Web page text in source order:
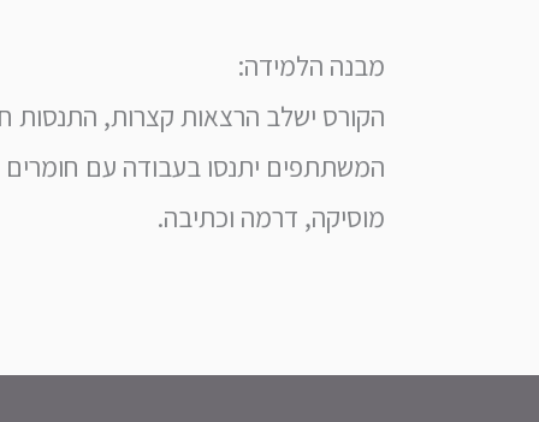
מבנה הלמידה:
הקורס ישלב הרצאות קצרות, התנסות
המשתתפים יתנסו בעבודה עם חומרים
מוסיקה, דרמה וכתיבה.